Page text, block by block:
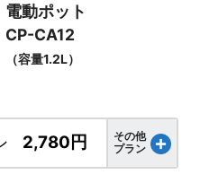
電動ポット
CP-CA12
（容量1.2L）
2,780円
その他
プラン